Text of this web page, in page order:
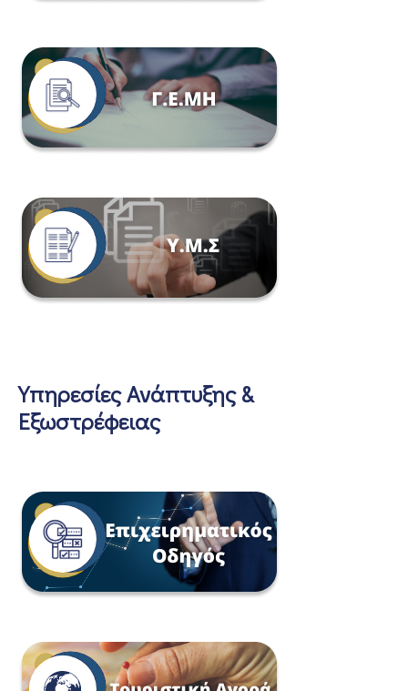
Υπηρεσίες Ανάπτυξης &
Εξωστρέφειας